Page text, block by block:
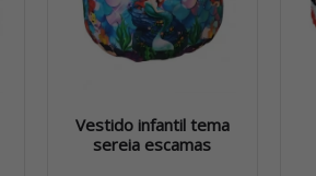
Vestido infantil tema
sereia escamas